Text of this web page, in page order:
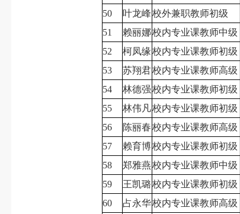
50
叶龙峰校外兼职教师初级
51
赖丽娜校内专业课教师中级
52
柯凤缘校内专业课教师初级
53
苏翔君校内专业课教师高级
54
林德强校内专业课教师初级
55
林伟凡校内专业课教师初级
56
陈丽春校内专业课教师高级
57
赖育博校内专业课教师初级
58
郑雅燕校内专业课教师中级
59
王凯璐校内专业课教师初级
60
占永华校内专业课教师高级